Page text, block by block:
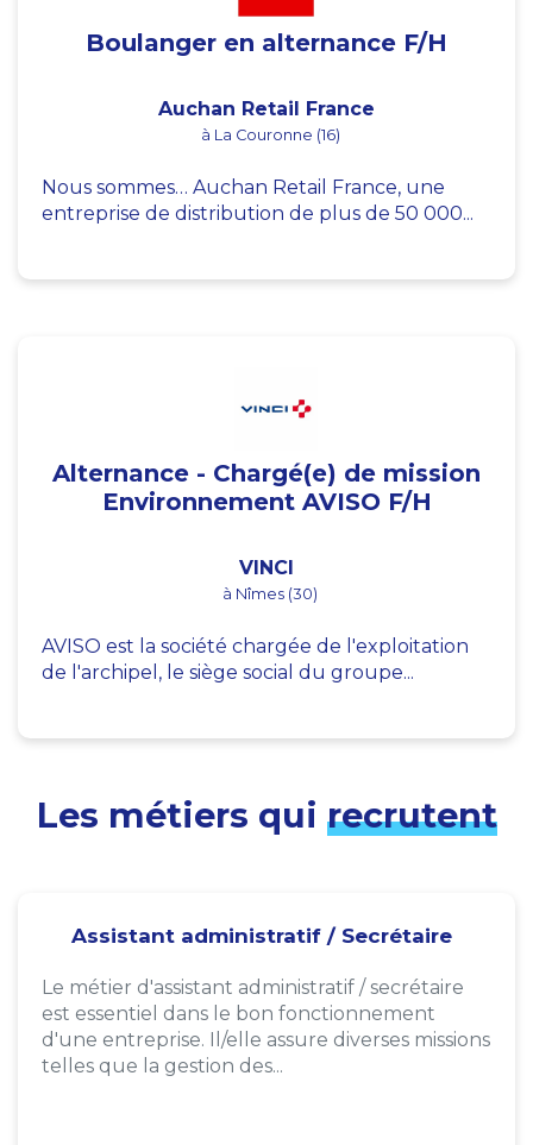
Boulanger en alternance F/H
Auchan Retail France
à La Couronne (16)
Nous sommes… Auchan Retail France, une
entreprise de distribution de plus de 50 000...
Alternance - Chargé(e) de mission
Environnement AVISO F/H
VINCI
à Nîmes (30)
AVISO est la société chargée de l'exploitation
de l'archipel, le siège social du groupe...
Les métiers qui recrutent
Assistant administratif / Secrétaire
Le métier d'assistant administratif / secrétaire
est essentiel dans le bon fonctionnement
d'une entreprise. Il/elle assure diverses missions
telles que la gestion des...